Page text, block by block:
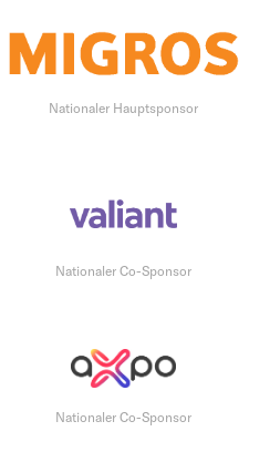
Nationaler Hauptsponsor
Nationaler Co-Sponsor
Nationaler Co-Sponsor